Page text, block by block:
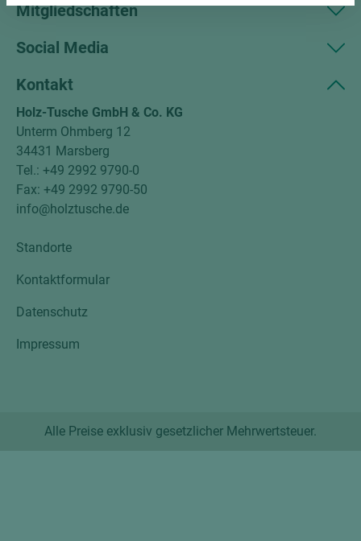
Mitgliedschaften
Social Media
Kontakt
Holz-Tusche GmbH & Co. KG
Unterm Ohmberg 12
34431 Marsberg
Tel.: +49 2992 9790-0
Fax: +49 2992 9790-50
info@holztusche.de
Standorte
Kontaktformular
Datenschutz
Impressum
Alle Preise exklusiv gesetzlicher Mehrwertsteuer.